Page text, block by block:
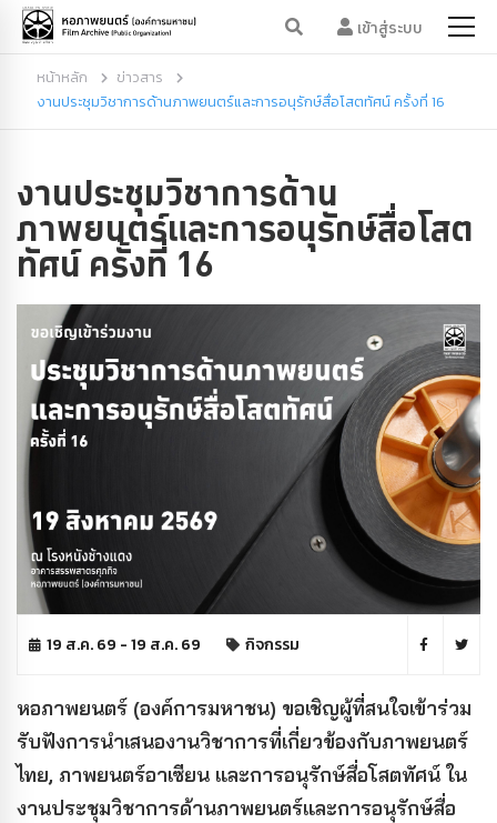
เข้าสู่ระบบ
หน้าหลัก
ข่าวสาร
งานประชุมวิชาการด้านภาพยนตร์และการอนุรักษ์สื่อโสตทัศน์ ครั้งที่ 16
งานประชุมวิชาการด้าน
ภาพยนตร์และการอนุรักษ์สื่อโสต
ทัศน์ ครั้งที่ 16
19 ส.ค. 69 - 19 ส.ค. 69 กิจกรรม
หอภาพยนตร์ (องค์การมหาชน) ขอเชิญผู้ที่สนใจเข้าร่วม
รับฟังการนำเสนองานวิชาการที่เกี่ยวข้องกับภาพยนตร์
ไทย, ภาพยนตร์อาเซียน และการอนุรักษ์สื่อโสตทัศน์ ใน
งานประชุมวิชาการด้านภาพยนตร์และการอนุรักษ์สื่อ